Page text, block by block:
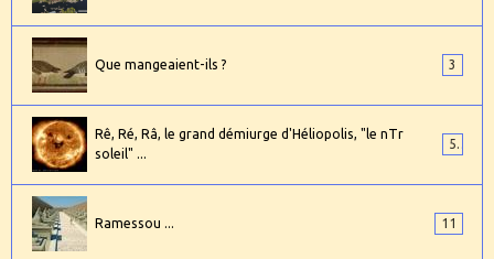
Que mangeaient-ils ? 3
Rê, Ré, Râ, le grand démiurge d'Héliopolis, "le nTr
soleil" ...
5
Ramessou ... 11